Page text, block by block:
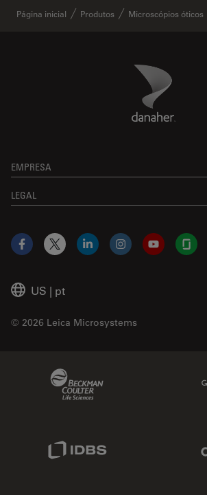
Página inicial Produtos Microscópios óticos
Danaher Logo
EMPRESA
LEGAL
US | pt
© 2026 Leica Microsystems
Facebook
X LinkedInInstagramYouTube